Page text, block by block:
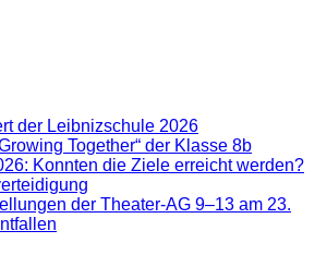
der Leibnizschule 2026
Together“ der Klasse 8b
Konnten die Ziele erreicht werden?
der Theater-AG 9–13 am 23.